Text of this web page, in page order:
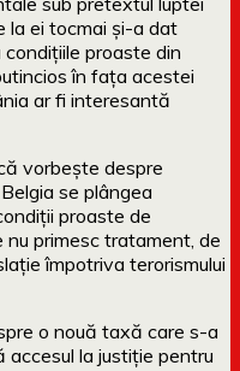
la ei tocmai și-a dat
proaste din
în fața acestei
ar fi interesantă
vorbește despre
se plângea
proaste de
primesc tratament, de
împotriva terorismului
o nouă taxă care s-a
accesul la justiție pentru